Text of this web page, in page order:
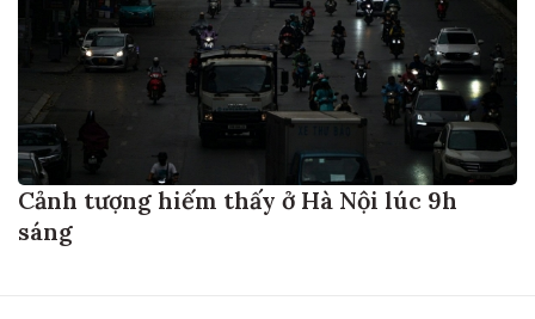
Cảnh tượng hiếm thấy ở Hà Nội lúc 9h
sáng